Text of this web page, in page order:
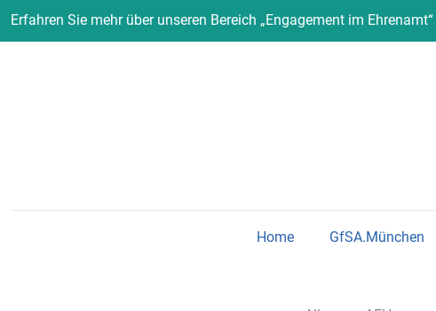
Erfahren Sie mehr über unseren Bereich „Engagement im Ehrenamt“
Home GfSA.München